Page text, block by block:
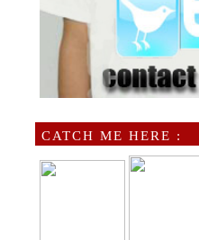
CATCH ME HERE :